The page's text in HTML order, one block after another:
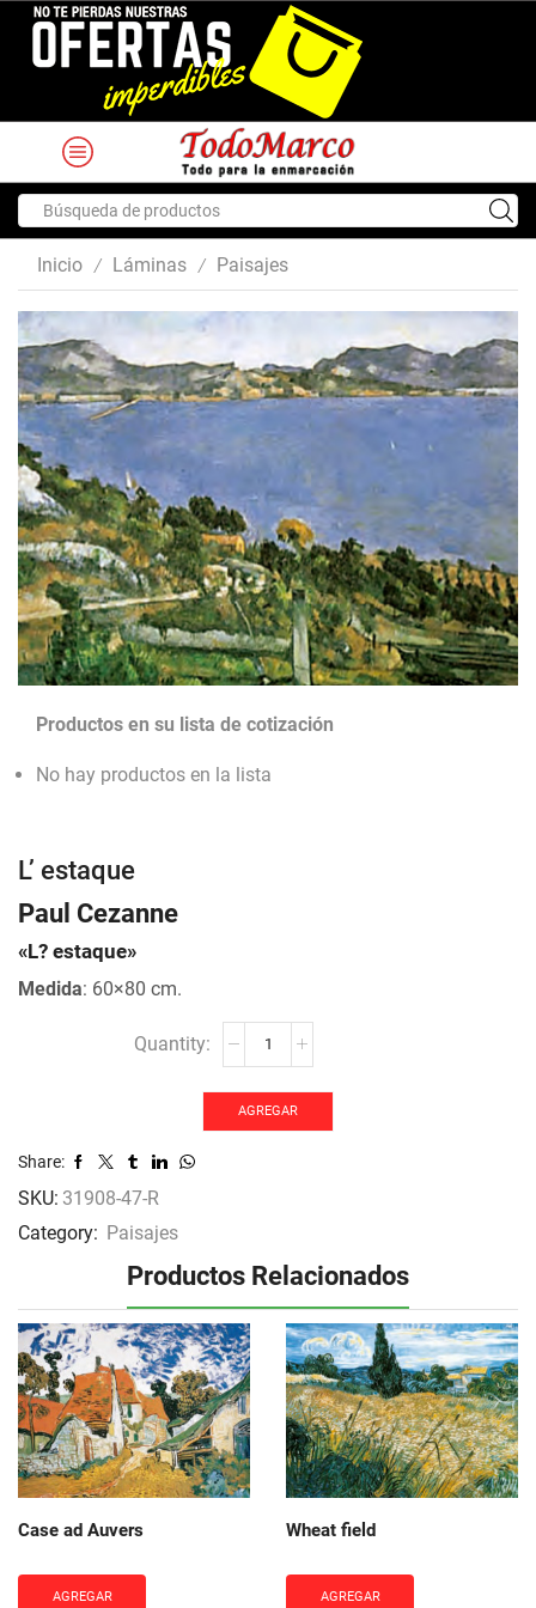
input
Inicio / Láminas / Paisajes
Productos en su lista de cotización
No hay productos en la lista
L’ estaque
Paul Cezanne
«L? estaque»
Medida: 60×80 cm.
AGREGAR
Share:
SKU: 31908-47-R
Category: Paisajes
Productos Relacionados
Case ad Auvers
AGREGAR
Wheat field
AGREGAR